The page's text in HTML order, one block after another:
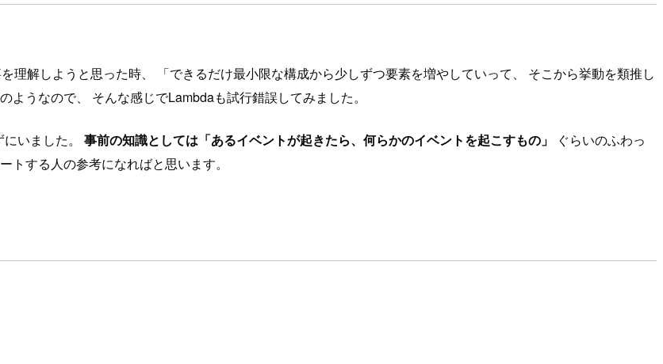
理解しようと思った時、 「できるだけ最小限な構成から少しずつ要素を増やしていって、 そこから挙動を類推し
うなので、 そんな感じでLambdaも試行錯誤してみました。
いました。 事前の知識としては「あるイベントが起きたら、何らかのイベントを起こすもの」
ぐらいのふわっ
する人の参考になればと思います。